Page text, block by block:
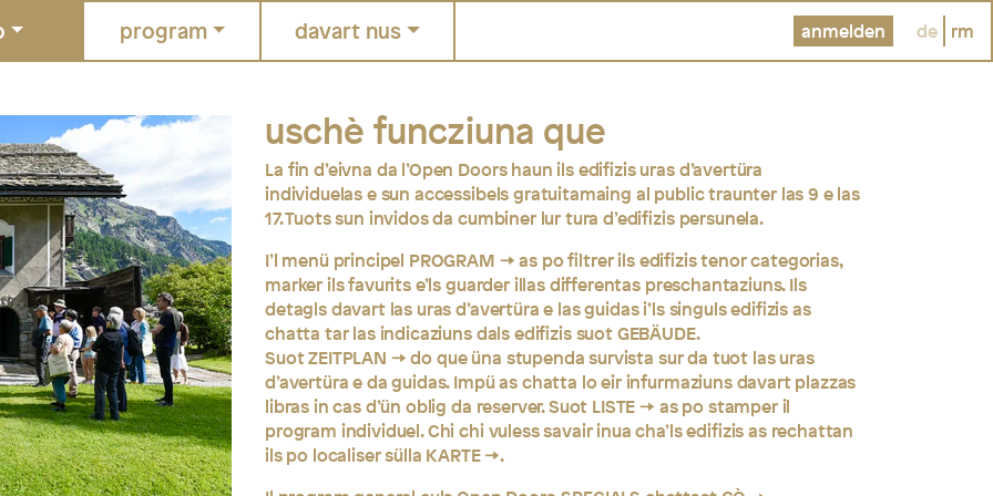
program davart nus anmelden de rm
uschè funcziuna que
La fin d’eivna da l’Open Doors haun ils edifizis uras d’avertüra
individuelas e sun accessibels gratuitamaing al public traunter las 9 e las
17. Tuots sun invidos da cumbiner lur tura d’edifizis persunela.
I’l menü principel PROGRAM
as po filtrer ils edifizis tenor categorias,
marker ils favurits e’ls guarder illas differentas preschantaziuns. Ils
detagls davart las uras d’avertüra e las guidas i’ls singuls edifizis as
chatta tar las indicaziuns dals edifizis suot GEBÄUDE.
SuotZEITPLAN
do que üna stupenda survista sur da tuot las uras
d’avertüra e da guidas. Impü as chatta lo eir infurmaziuns davart plazzas
libras in cas d’ün oblig da reserver. Suot LISTE
as po stamper il
program individuel. Chi chi vuless savair inua cha’ls edifizis as rechattan
ils po localiser sülla KARTE
.